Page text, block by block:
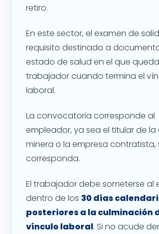
retiro.
En este sector, el examen de
requisito destinado a
estado de salud en el que
trabajador cuando termina el
laboral.
La convocatoria corresponde al
empleador, ya sea el titular de
minera o la empresa contratista,
corresponda.
El trabajador debe someterse al
dentro de los 30 días
posteriores a la culminación
vínculo laboral. Si no acude